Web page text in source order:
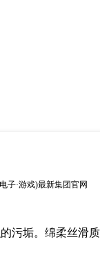
污垢。绵柔丝滑